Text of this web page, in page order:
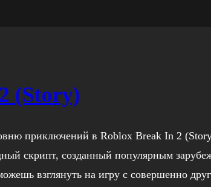
(Story)
приключений в Roblox Break In 2
скрипт, созданный популярным
взглянуть на игру с совершенно